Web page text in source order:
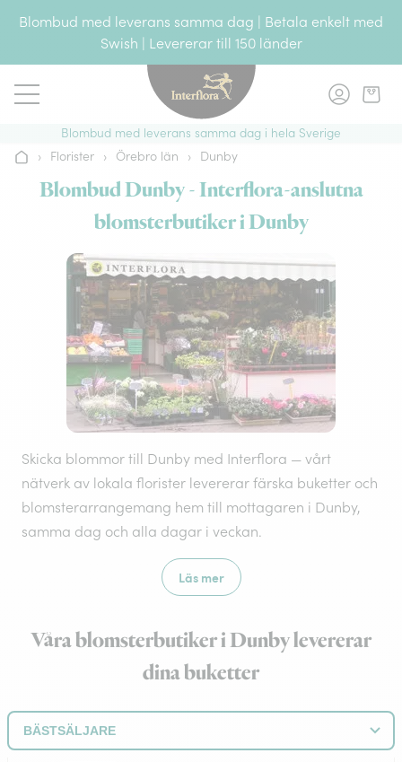
Blombud med leverans samma dag | Betala enkelt med
Swish | Levererar till 150 länder
Blombud med leverans samma dag i hela Sverige
Hem› Florister › Örebro län › Dunby
Blombud Dunby - Interflora-anslutna
blomsterbutiker i Dunby
Skicka blommor till Dunby med Interflora — vårt
nätverk av lokala florister levererar färska buketter och
blomsterarrangemang hem till mottagaren i Dunby,
samma dag och alla dagar i veckan.
Läs mer
Våra blomsterbutiker i Dunby levererar
dina buketter